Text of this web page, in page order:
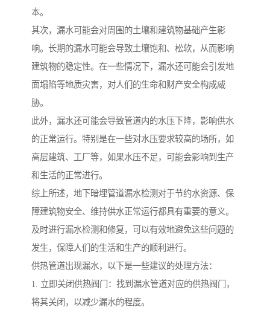
本。
其次，漏水可能会对周围的土壤和建筑物基础产生影
响。长期的漏水可能会导致土壤饱和、松软，从而影响
建筑物的稳定性。在一些情况下，漏水还可能会引发地
面塌陷等地质灾害，对人们的生命和财产安全构成威
胁。
此外，漏水还可能会导致管道内的水压下降，影响供水
的正常运行。特别是在一些对水压要求较高的场所，如
高层建筑、工厂等，如果水压不足，可能会影响到生产
和生活的正常进行。
综上所述，地下暗埋管道漏水检测对于节约水资源、保
障建筑物安全、维持供水正常运行都具有重要的意义。
及时进行漏水检测和修复，可以有效地避免这些问题的
发生，保障人们的生活和生产的顺利进行。
供热管道出现漏水，以下是一些建议的处理方法：
1. 立即关闭供热阀门：找到漏水管道对应的供热阀门，
将其关闭，以减少漏水的程度。